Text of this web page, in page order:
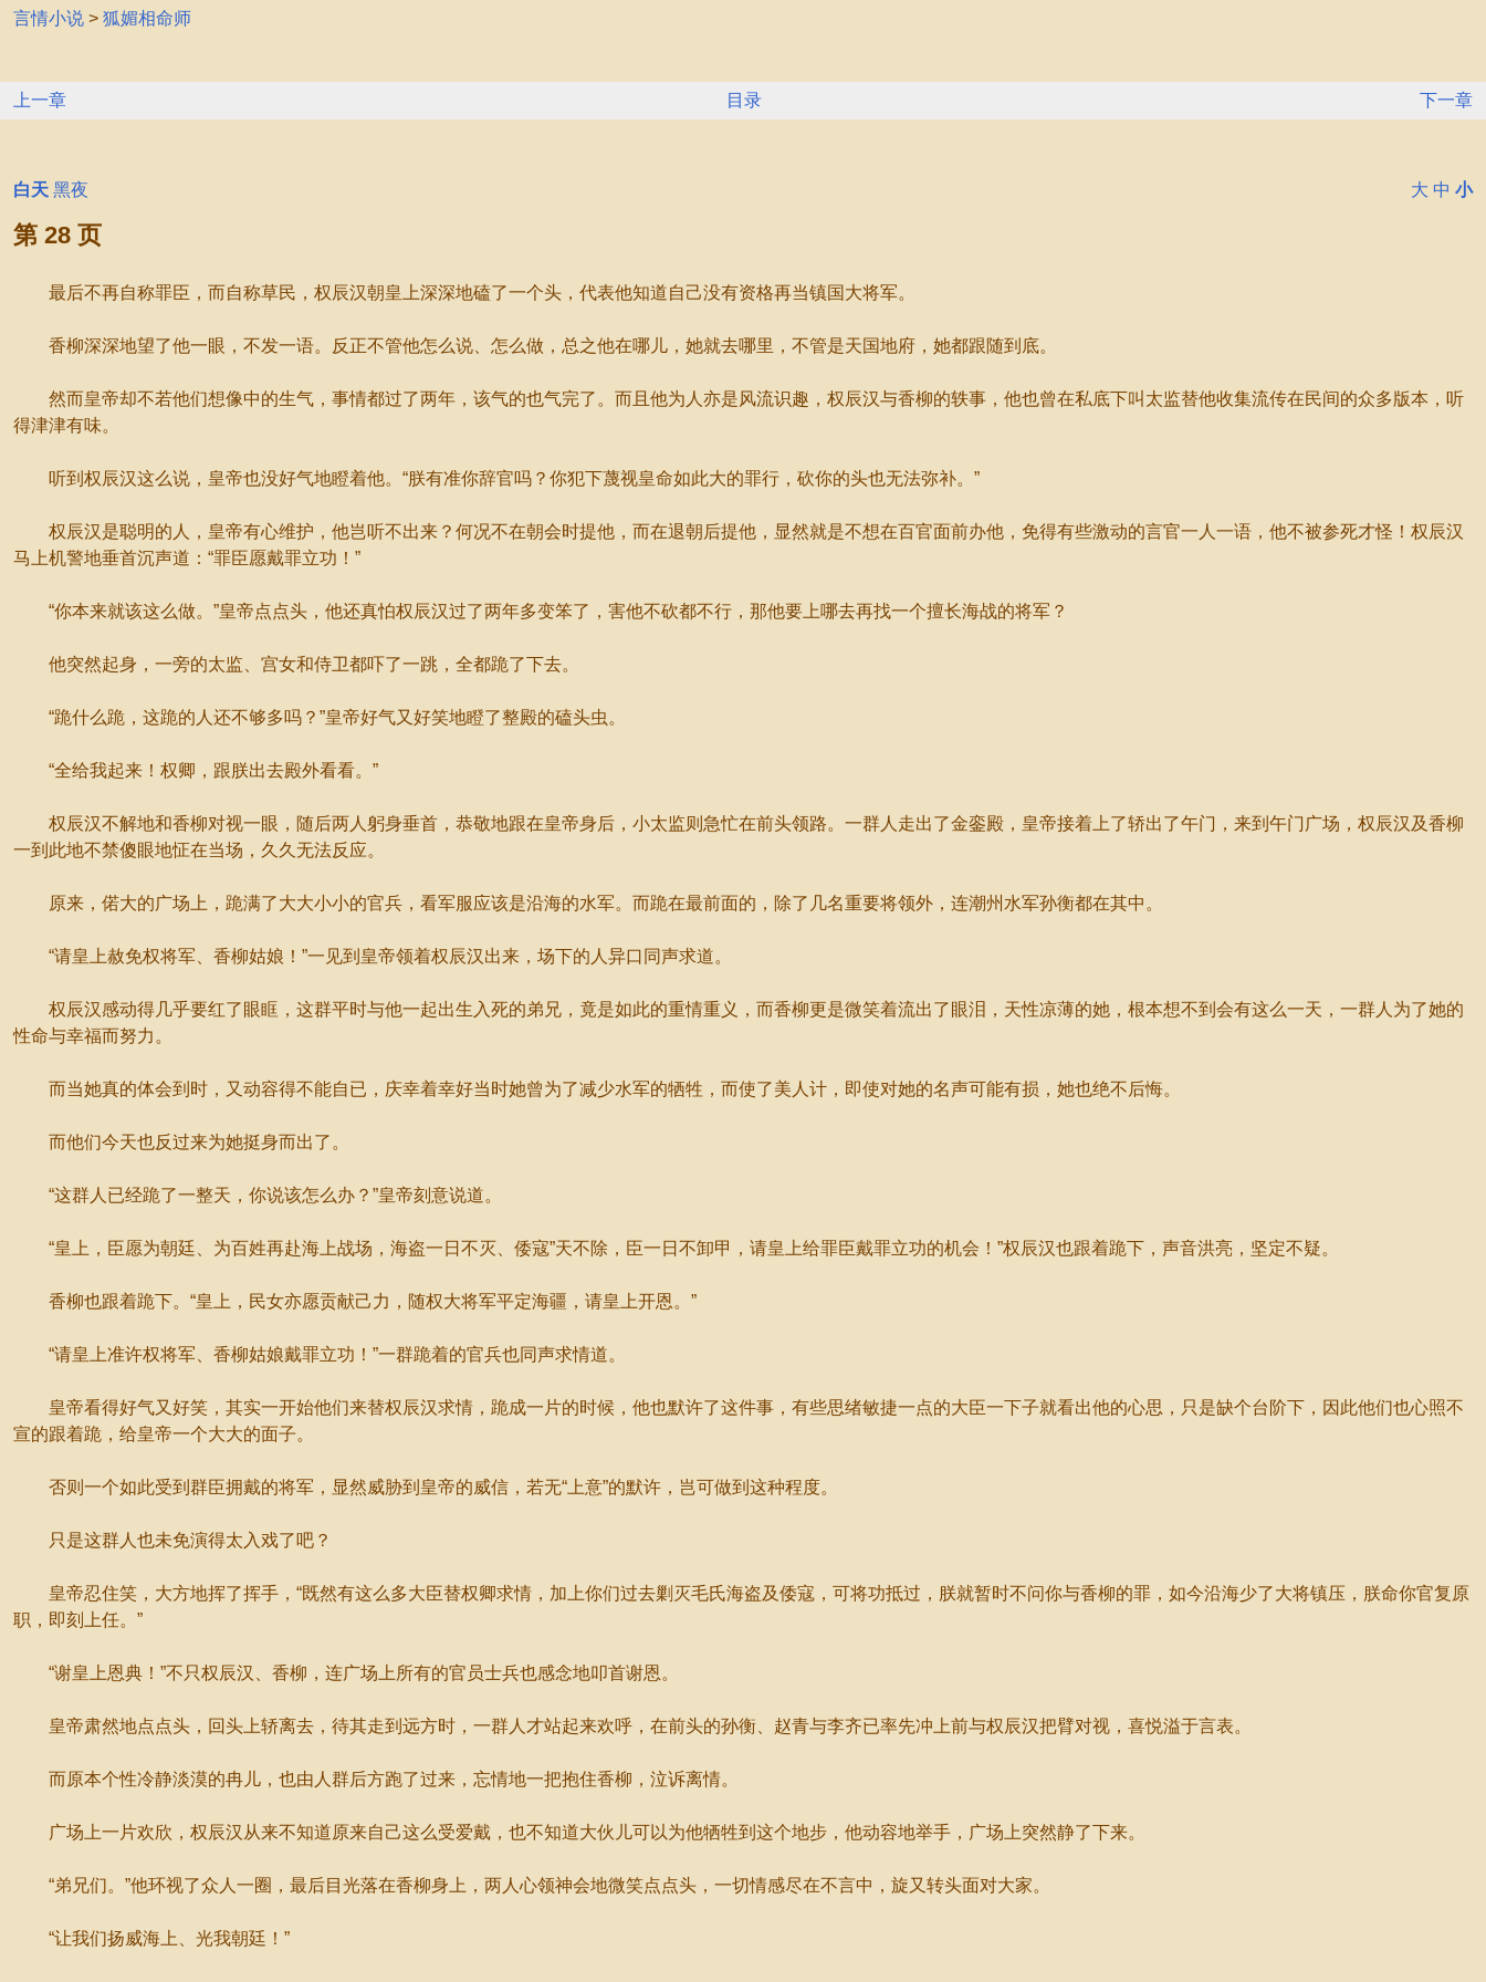
言情小说 > 狐媚相命师
上一章 目录 下一章
白天 黑夜 大 中 小
第 28 页
最后不再自称罪臣，而自称草民，权辰汉朝皇上深深地磕了一个头，代表他知道自己没有资格再当镇国大将军。
香柳深深地望了他一眼，不发一语。反正不管他怎么说、怎么做，总之他在哪儿，她就去哪里，不管是天国地府，她都跟随到底。
然而皇帝却不若他们想像中的生气，事情都过了两年，该气的也气完了。而且他为人亦是风流识趣，权辰汉与香柳的轶事，他也曾在私底下叫太监替他收集流传在民间的众多版本，听
得津津有味。
听到权辰汉这么说，皇帝也没好气地瞪着他。“朕有准你辞官吗？你犯下蔑视皇命如此大的罪行，砍你的头也无法弥补。”
权辰汉是聪明的人，皇帝有心维护，他岂听不出来？何况不在朝会时提他，而在退朝后提他，显然就是不想在百官面前办他，免得有些激动的言官一人一语，他不被参死才怪！权辰汉
马上机警地垂首沉声道：“罪臣愿戴罪立功！”
“你本来就该这么做。”皇帝点点头，他还真怕权辰汉过了两年多变笨了，害他不砍都不行，那他要上哪去再找一个擅长海战的将军？
他突然起身，一旁的太监、宫女和侍卫都吓了一跳，全都跪了下去。
“跪什么跪，这跪的人还不够多吗？”皇帝好气又好笑地瞪了整殿的磕头虫。
“全给我起来！权卿，跟朕出去殿外看看。”
权辰汉不解地和香柳对视一眼，随后两人躬身垂首，恭敬地跟在皇帝身后，小太监则急忙在前头领路。一群人走出了金銮殿，皇帝接着上了轿出了午门，来到午门广场，权辰汉及香柳
一到此地不禁傻眼地怔在当场，久久无法反应。
原来，偌大的广场上，跪满了大大小小的官兵，看军服应该是沿海的水军。而跪在最前面的，除了几名重要将领外，连潮州水军孙衡都在其中。
“请皇上赦免权将军、香柳姑娘！”一见到皇帝领着权辰汉出来，场下的人异口同声求道。
权辰汉感动得几乎要红了眼眶，这群平时与他一起出生入死的弟兄，竟是如此的重情重义，而香柳更是微笑着流出了眼泪，天性凉薄的她，根本想不到会有这么一天，一群人为了她的
性命与幸福而努力。
而当她真的体会到时，又动容得不能自已，庆幸着幸好当时她曾为了减少水军的牺牲，而使了美人计，即使对她的名声可能有损，她也绝不后悔。
而他们今天也反过来为她挺身而出了。
“这群人已经跪了一整天，你说该怎么办？”皇帝刻意说道。
“皇上，臣愿为朝廷、为百姓再赴海上战场，海盗一日不灭、倭寇”天不除，臣一日不卸甲，请皇上给罪臣戴罪立功的机会！”权辰汉也跟着跪下，声音洪亮，坚定不疑。
香柳也跟着跪下。“皇上，民女亦愿贡献己力，随权大将军平定海疆，请皇上开恩。”
“请皇上准许权将军、香柳姑娘戴罪立功！”一群跪着的官兵也同声求情道。
皇帝看得好气又好笑，其实一开始他们来替权辰汉求情，跪成一片的时候，他也默许了这件事，有些思绪敏捷一点的大臣一下子就看出他的心思，只是缺个台阶下，因此他们也心照不
宣的跟着跪，给皇帝一个大大的面子。
否则一个如此受到群臣拥戴的将军，显然威胁到皇帝的威信，若无“上意”的默许，岂可做到这种程度。
只是这群人也未免演得太入戏了吧？
皇帝忍住笑，大方地挥了挥手，“既然有这么多大臣替权卿求情，加上你们过去剿灭毛氏海盗及倭寇，可将功抵过，朕就暂时不问你与香柳的罪，如今沿海少了大将镇压，朕命你官复原
职，即刻上任。”
“谢皇上恩典！”不只权辰汉、香柳，连广场上所有的官员士兵也感念地叩首谢恩。
皇帝肃然地点点头，回头上轿离去，待其走到远方时，一群人才站起来欢呼，在前头的孙衡、赵青与李齐已率先冲上前与权辰汉把臂对视，喜悦溢于言表。
而原本个性冷静淡漠的冉儿，也由人群后方跑了过来，忘情地一把抱住香柳，泣诉离情。
广场上一片欢欣，权辰汉从来不知道原来自己这么受爱戴，也不知道大伙儿可以为他牺牲到这个地步，他动容地举手，广场上突然静了下来。
“弟兄们。”他环视了众人一圈，最后目光落在香柳身上，两人心领神会地微笑点点头，一切情感尽在不言中，旋又转头面对大家。
“让我们扬威海上、光我朝廷！”